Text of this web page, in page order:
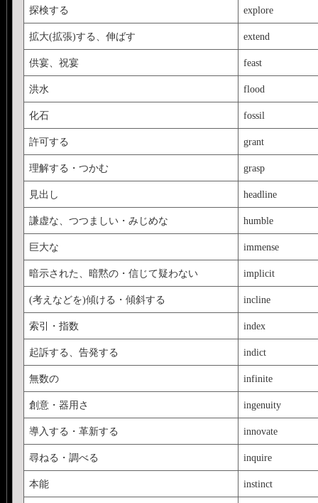
探検する explore
拡大(拡張)する、伸ばす extend
供宴、祝宴 feast
洪水 flood
化石 fossil
許可する grant
理解する・つかむ grasp
見出し headline
謙虚な、つつましい・みじめな humble
巨大な immense
暗示された、暗黙の・信じて疑わない implicit
(考えなどを)傾ける・傾斜する incline
索引・指数 index
起訴する、告発する indict
無数の infinite
創意・器用さ ingenuity
導入する・革新する innovate
尋ねる・調べる inquire
本能 instinct